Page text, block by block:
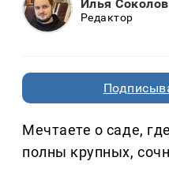
Илья Соколов
Редактор
Мечтаете о саде,
полны крупных,